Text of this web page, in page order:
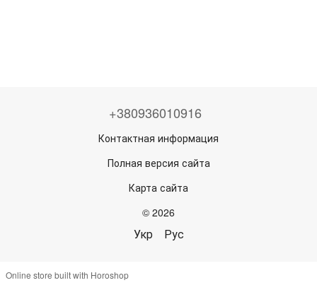
+380936010916
Контактная информация
Полная версия сайта
Карта сайта
© 2026
Укр Рус
Online store built with Horoshop